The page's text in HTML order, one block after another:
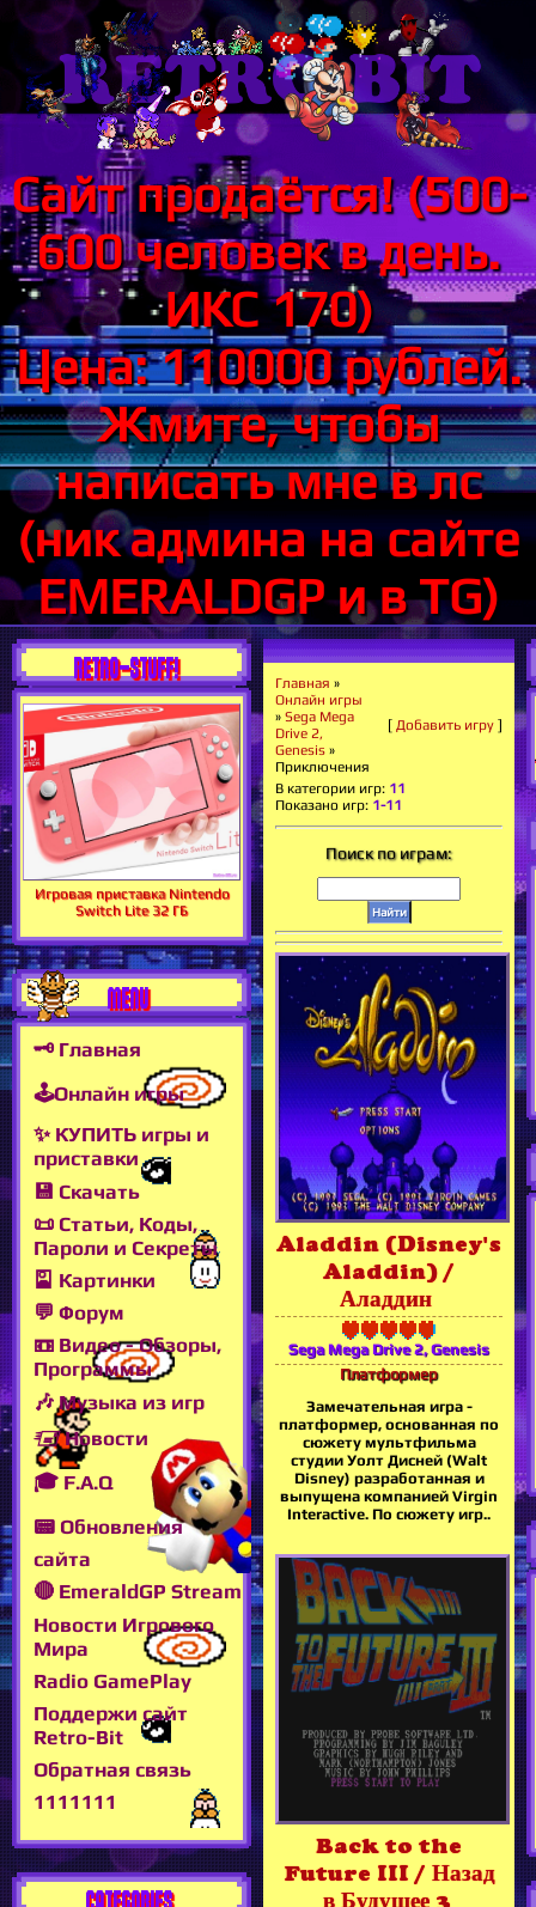
Сайт продаётся! (500-
600 человек в день.
ИКС 170)
Цена: 110000 рублей.
Жмите, чтобы
написать мне в лс
(ник админа на сайте
EMERALDGP и в TG)
RETRO-STUFF!
Игровая приставка Nintendo
Switch Lite 32 ГБ
MENU
🗝 Главная
🕹Онлайн игры
✨ КУПИТЬ игры и
приставки
💾 Скачать
📜 Статьи, Коды,
Пароли и Секреты
🎴 Картинки
💬 Форум
📼 Видео - Обзоры,
Программы
🎶 Музыка из игр
🖅 Новости
🎓 F.A.Q
📟 Обновления
сайта
🔴 EmeraldGP Stream
Новости Игрового
Мира
Radio GamePlay
Поддержи сайт
Retro-Bit
Обратная связь
1111111
Главная »
Онлайн игры
» Sega Mega
Drive 2,
Genesis »
Приключения
[ Добавить игру ]
В категории игр: 11
Показано игр: 1-11
Поиск по играм:
Aladdin (Disney's
Aladdin) /
Аладдин
Sega Mega Drive 2, Genesis
Платформер
Замечательная игра -
платформер, основанная по
сюжету мультфильма
студии Уолт Дисней (Walt
Disney) разработанная и
выпущена компанией Virgin
Interactive. По сюжету игр..
Back to the
Future III / Назад
в Будущее 3